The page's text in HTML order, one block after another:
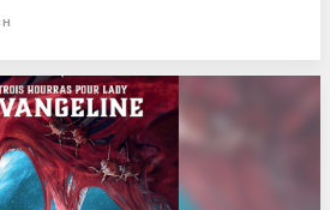
on ne sait rien. Des militaires sont expédiés au